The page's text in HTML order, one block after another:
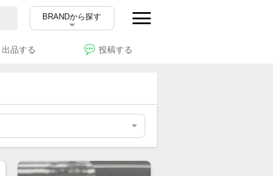
BRANDから探す
出品する 投稿する